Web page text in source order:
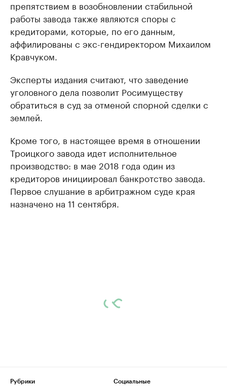
препятствием в возобновлении стабильной
работы завода также являются споры с
кредиторами, которые, по его данным,
аффилированы с экс-гендиректором Михаилом
Кравчуком.
Эксперты издания считают, что заведение
уголовного дела позволит Росимуществу
обратиться в суд за отменой спорной сделки с
землей.
Кроме того, в настоящее время в отношении
Троицкого завода идет исполнительное
производство: в мае 2018 года один из
кредиторов инициировал банкротство завода.
Первое слушание в арбитражном суде края
назначено на 11 сентября.
Рубрики
Социальные